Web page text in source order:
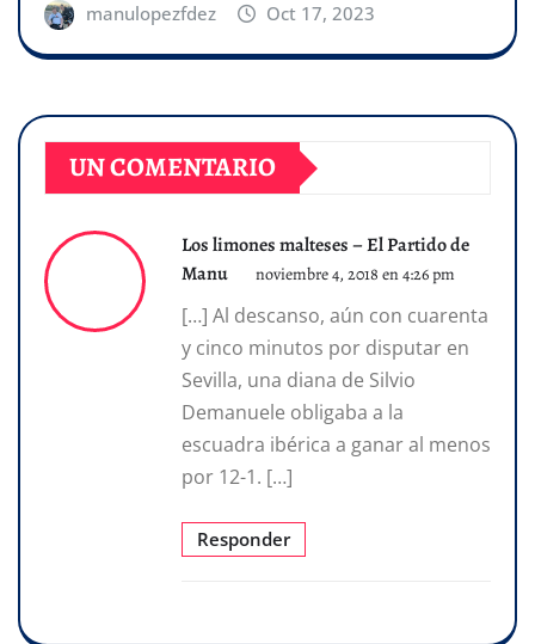
manulopezfdez Oct 17, 2023
UN COMENTARIO
Los limones malteses – El Partido de
Manu
noviembre 4, 2018 en 4:26 pm
[…] Al descanso, aún con cuarenta
y cinco minutos por disputar en
Sevilla, una diana de Silvio
Demanuele obligaba a la
escuadra ibérica a ganar al menos
por 12-1. […]
Responder